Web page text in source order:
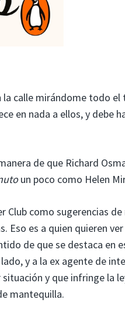
la calle mirándome todo el
en nada a ellos, y debe
de que Richard
un poco como Helen
Club como sugerencias
Eso es a quien quieren ver
de que se destaca en
y a la ex agente de
y que infringe la
mantequilla.